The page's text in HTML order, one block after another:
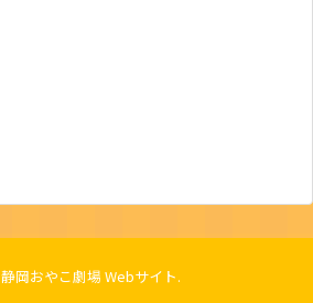
静岡おやこ劇場 Webサイト.